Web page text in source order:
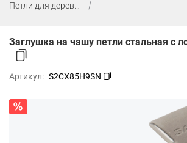
Петли для деревянных фасадов (массив, ДСП, МДФ)
Заглушка на чашу петли стальная с
Артикул: S2CX85H9SN